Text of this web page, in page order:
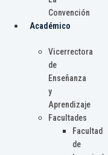
Convención
Académico
Vicerrectora
de
Enseñanza
y
Aprendizaje
Facultades
Facultad
de